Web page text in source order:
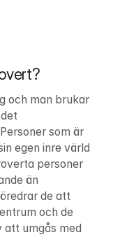
och man brukar
som är
egen inre värld
personer
än
de att
och de
att umgås med